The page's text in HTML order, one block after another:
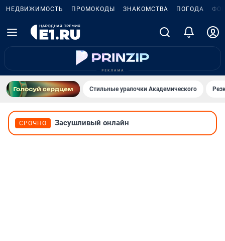
НЕДВИЖИМОСТЬ ПРОМОКОДЫ ЗНАКОМСТВА ПОГОДА
Стильные уралочки Академического
СРОЧНО Засушливый онлайн